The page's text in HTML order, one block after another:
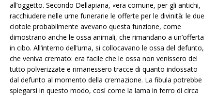
all’oggetto. Secondo Dellapiana, «era comune, per gli antichi,
racchiudere nelle urne funerarie le offerte per le divinità: le due
ciotole probabilmente avevano questa funzione, come
dimostrano anche le ossa animali, che rimandano a un’offerta
in cibo. All’interno dell’urna, si collocavano le ossa del defunto,
che veniva cremato: era facile che le ossa non venissero del
tutto polverizzate e rimanessero tracce di quanto indossato
dal defunto al momento della cremazione. La fibula potrebbe
spiegarsi in questo modo, così come la lama in ferro di circa